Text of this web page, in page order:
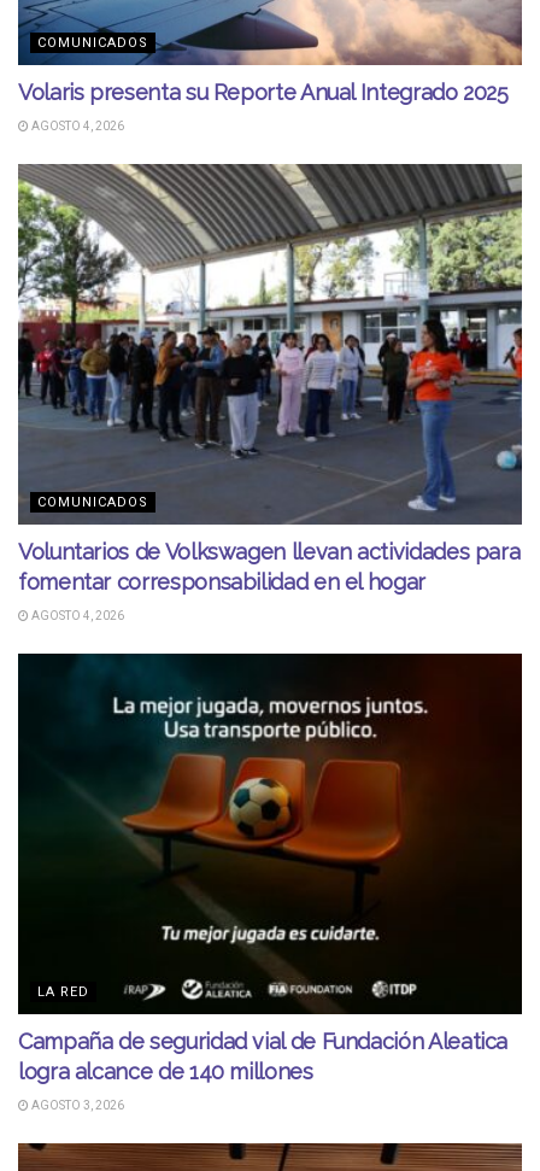
COMUNICADOS
Volaris presenta su Reporte Anual Integrado 2025
AGOSTO 4, 2026
COMUNICADOS
Voluntarios de Volkswagen llevan actividades para
fomentar corresponsabilidad en el hogar
AGOSTO 4, 2026
LA RED
Campaña de seguridad vial de Fundación Aleatica
logra alcance de 140 millones
AGOSTO 3, 2026